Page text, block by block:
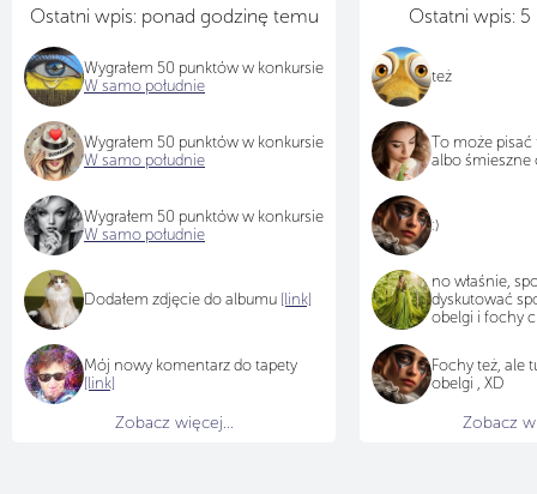
Ostatni wpis: ponad godzinę temu
Wygrałem 50 punktów w konkursie
W samo południe
Wygrałem 50 punktów w konkursie
W samo południe
Wygrałem 50 punktów w konkursie
W samo południe
Dodałem zdjęcie do albumu [link]
Mój nowy komentarz do tapety
[link]
Zobacz więcej...
Ostatni wpis:
też
To może
albo śmieszne
:)
no właśnie,
dyskutować
obelgi i fochy
Fochy też, ale
obelgi , XD
Zobacz